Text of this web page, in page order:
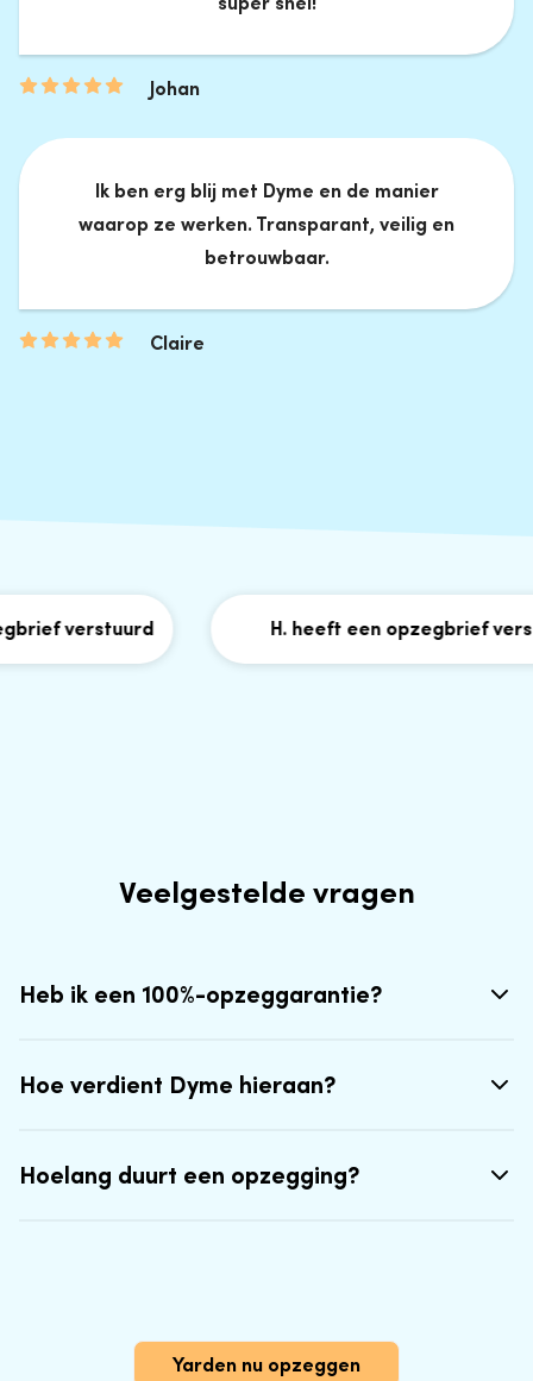
Johan
Ik ben erg blij met Dyme en de manier
waarop ze werken. Transparant, veilig en
betrouwbaar.
Claire
verstuurd H. heeft een opzegbrief
Veelgestelde vragen
Heb ik een 100%-opzeggarantie?
Hoe verdient Dyme hieraan?
Hoelang duurt een opzegging?
Yarden nu opzeggen